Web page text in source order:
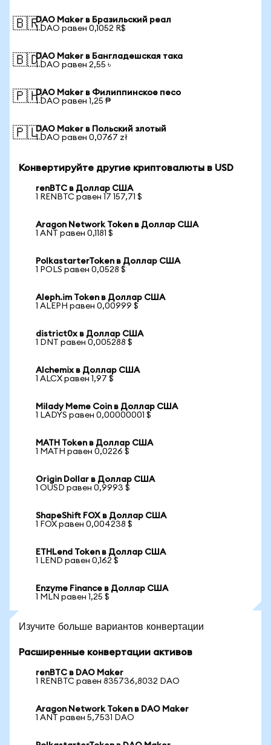
🇧🇷DAO Maker в Бразильский реал
1 DAO равен 0,1052 R$
🇧🇩DAO Maker в Бангладешская така
1 DAO равен 2,55 ৳
🇵🇭DAO Maker в Филиппинское песо
1 DAO равен 1,25 ₱
🇵🇱DAO Maker в Польский злотый
1 DAO равен 0,0767 zł
Конвертируйте другие криптовалюты в USD
renBTC в Доллар США
1 RENBTC равен 17 157,71 $
Aragon Network Token в Доллар США
1 ANT равен 0,1181 $
PolkastarterToken в Доллар США
1 POLS равен 0,0528 $
Aleph.im Token в Доллар США
1 ALEPH равен 0,00999 $
district0x в Доллар США
1 DNT равен 0,005288 $
Alchemix в Доллар США
1 ALCX равен 1,97 $
Milady Meme Coin в Доллар США
1 LADYS равен 0,00000001 $
MATH Token в Доллар США
1 MATH равен 0,0226 $
Origin Dollar в Доллар США
1 OUSD равен 0,9993 $
ShapeShift FOX в Доллар США
1 FOX равен 0,004238 $
ETHLend Token в Доллар США
1 LEND равен 0,162 $
Enzyme Finance в Доллар США
1 MLN равен 1,25 $
Изучите больше вариантов конвертации
Расширенные конвертации активов
renBTC в DAO Maker
1 RENBTC равен 835736,8032 DAO
Aragon Network Token в DAO Maker
1 ANT равен 5,7531 DAO